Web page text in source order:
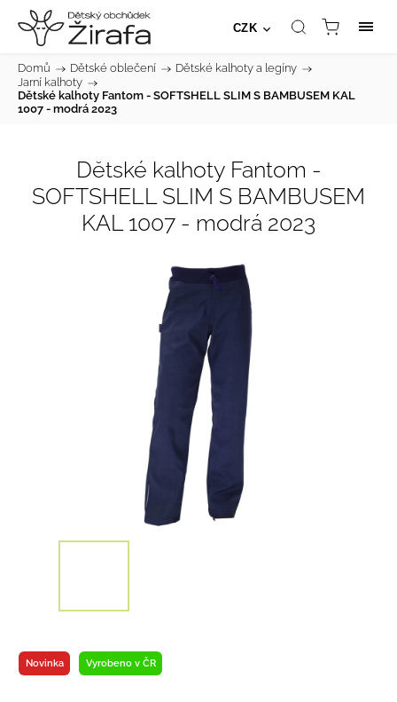
CZK
Domů / Dětské oblečení / Dětské kalhoty a legíny /
Jarní kalhoty /
Dětské kalhoty Fantom - SOFTSHELL SLIM S BAMBUSEM KAL
1007 - modrá 2023
Dětské kalhoty Fantom -
SOFTSHELL SLIM S BAMBUSEM
KAL 1007 - modrá 2023
Novinka Vyrobeno v ČR